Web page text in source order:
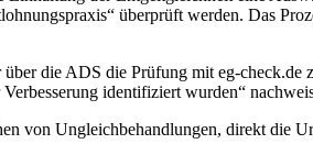
überprüft werden. Das
die ADS die Prüfung mit eg-
identifiziert wurden“
von Ungleichbehandlungen, direkt die